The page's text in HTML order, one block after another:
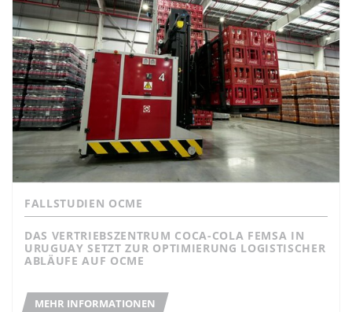
FALLSTUDIEN OCME
DAS VERTRIEBSZENTRUM COCA-COLA FEMSA IN
URUGUAY SETZT ZUR OPTIMIERUNG LOGISTISCHER
ABLÄUFE AUF OCME
MEHR INFORMATIONEN